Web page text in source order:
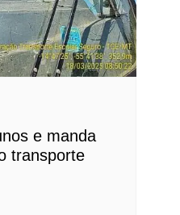
e manda
transporte